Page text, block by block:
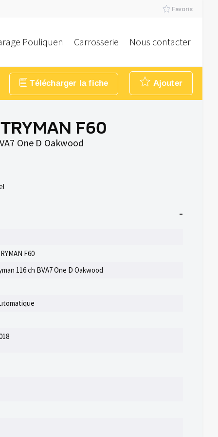
Favoris
Pouliquen Carrosserie Nous contacter
Télécharger la fiche Ajouter
F60
One D Oakwood
-
F60
116 ch BVA7 One D Oakwood